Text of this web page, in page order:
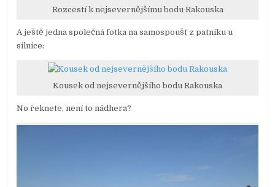
Rozcestí k nejsevernějšímu bodu Rakouska
A ještě jedna společná fotka na samospoušť z patníku u
silnice:
Kousek od nejsevernějšího bodu Rakouska
No řeknete, není to nádhera?